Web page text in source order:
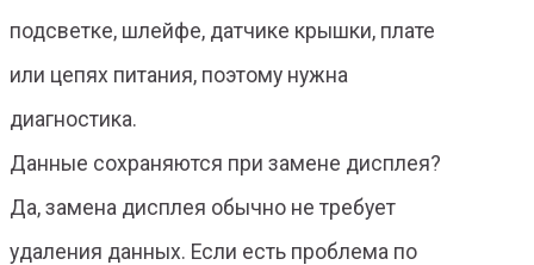
подсветке, шлейфе, датчике крышки, плате
или цепях питания, поэтому нужна
диагностика.
Данные сохраняются при замене дисплея?
Да, замена дисплея обычно не требует
удаления данных. Если есть проблема по